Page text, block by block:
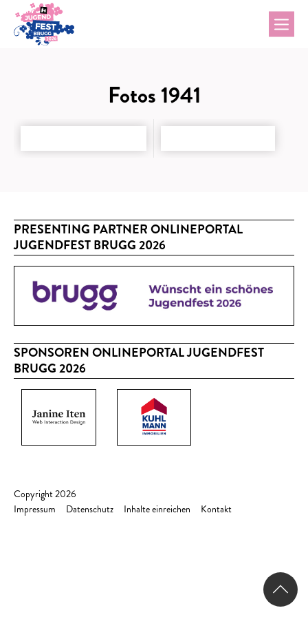
Fotos 1941
PRESENTING PARTNER ONLINEPORTAL
JUGENDFEST BRUGG 2026
SPONSOREN ONLINEPORTAL JUGENDFEST
BRUGG 2026
Copyright 2026
Impressum
Datenschutz Inhalte einreichen Kontakt